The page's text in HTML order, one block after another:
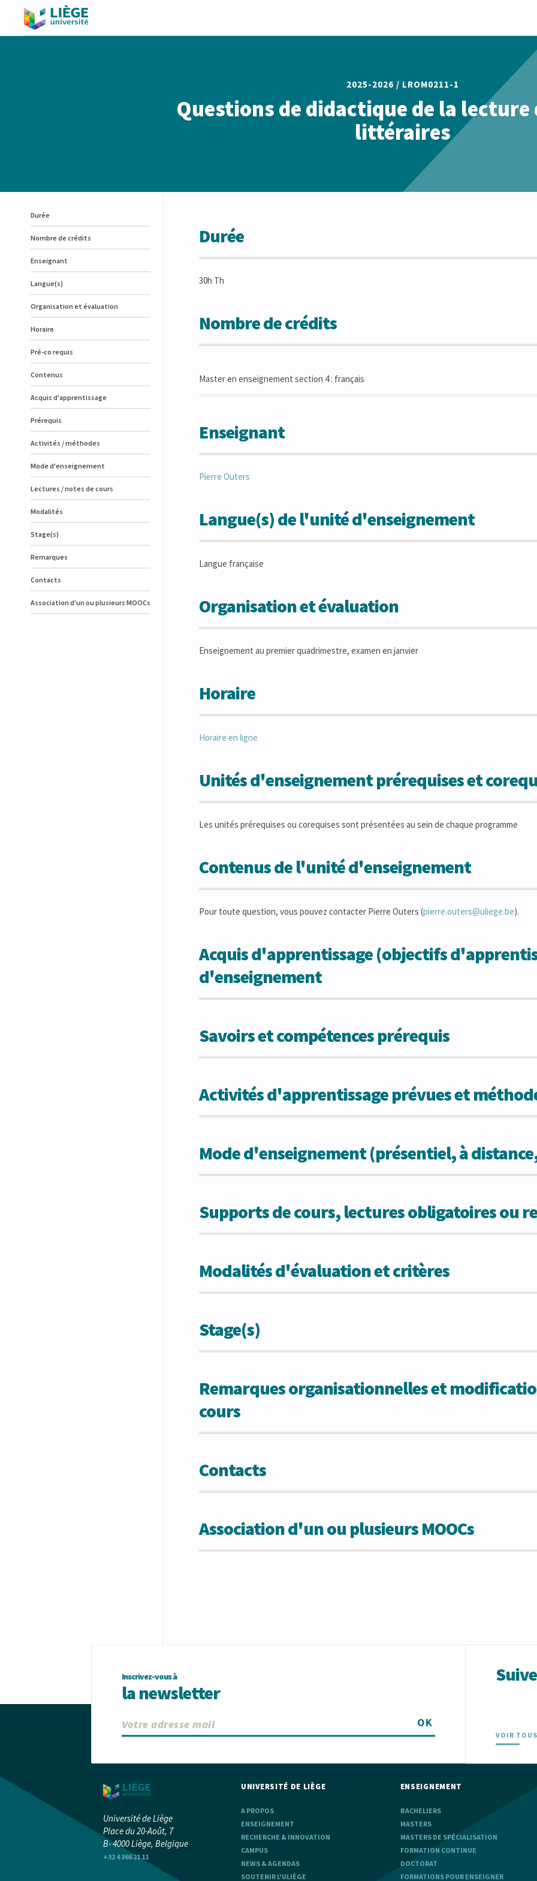
2025-2026 / LROM0211-1
Questions de didactique de la lecture
littéraires
Durée
Nombre de crédits
Enseignant
Langue(s)
Organisation et évaluation
Horaire
Pré-co requis
Contenus
Acquis d'apprentissage
Prérequis
Activités / méthodes
Mode d'enseignement
Lectures / notes de cours
Modalités
Stage(s)
Remarques
Contacts
Association d'un ou plusieurs MOOCs
Durée
30h Th
Nombre de crédits
Master en enseignement section 4 : français
Enseignant
Pierre Outers
Langue(s) de l'unité d'enseignement
Langue française
Organisation et évaluation
Enseignement au premier quadrimestre, examen en janvier
Horaire
Horaire en ligne
Unités d'enseignement prérequises et
Les unités prérequises ou corequises sont présentées au sein de chaque programme
Contenus de l'unité d'enseignement
Pour toute question, vous pouvez contacter Pierre Outers (pierre.outers@uliege.be).
Acquis d'apprentissage (objectifs
d'enseignement
Savoirs et compétences prérequis
Activités d'apprentissage prévues et
Mode d'enseignement (présentiel, à
Supports de cours, lectures obligatoires ou
Modalités d'évaluation et critères
Stage(s)
Remarques organisationnelles et
cours
Contacts
Association d'un ou plusieurs MOOCs
Inscrivez-vous à
la newsletter
OK
VOIR
Université de Liège
Place du 20-Août, 7
B- 4000 Liège, Belgique
+32 4 366 21 11
UNIVERSITÉ DE LIÈGE
A PROPOS
ENSEIGNEMENT
RECHERCHE & INNOVATION
CAMPUS
NEWS & AGENDAS
SOUTENIR L'ULIÈGE
ENSEIGNEMENT
BACHELIERS
MASTERS
MASTERS DE SPÉCIALISATION
FORMATION CONTINUE
DOCTORAT
FORMATIONS POUR ENSEIGNER